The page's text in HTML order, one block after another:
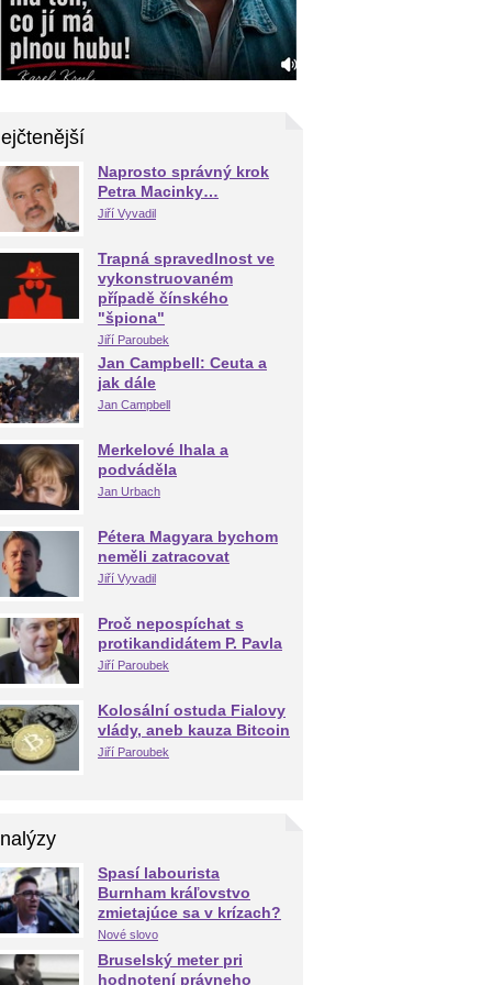
Naprosto správný krok
Petra Macinky…
Jiří Vyvadil
Trapná spravedlnost ve
vykonstruovaném
případě čínského
"špiona"
Jiří Paroubek
Jan Campbell: Ceuta a
jak dále
Jan Campbell
Merkelové lhala a
podváděla
Jan Urbach
Pétera Magyara bychom
neměli zatracovat
Jiří Vyvadil
Proč nepospíchat s
protikandidátem P. Pavla
Jiří Paroubek
Kolosální ostuda Fialovy
vlády, aneb kauza Bitcoin
Jiří Paroubek
Spasí labourista
Burnham kráľovstvo
zmietajúce sa v krízach?
Nové slovo
Bruselský meter pri
hodnotení právneho